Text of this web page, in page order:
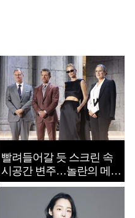
빨려들어갈 듯 스크린 속
시공간 변주…놀란의 메시
지는 ‘전쟁 속죄’